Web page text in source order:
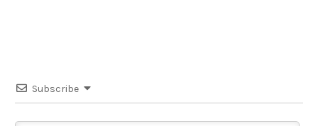
Subscribe